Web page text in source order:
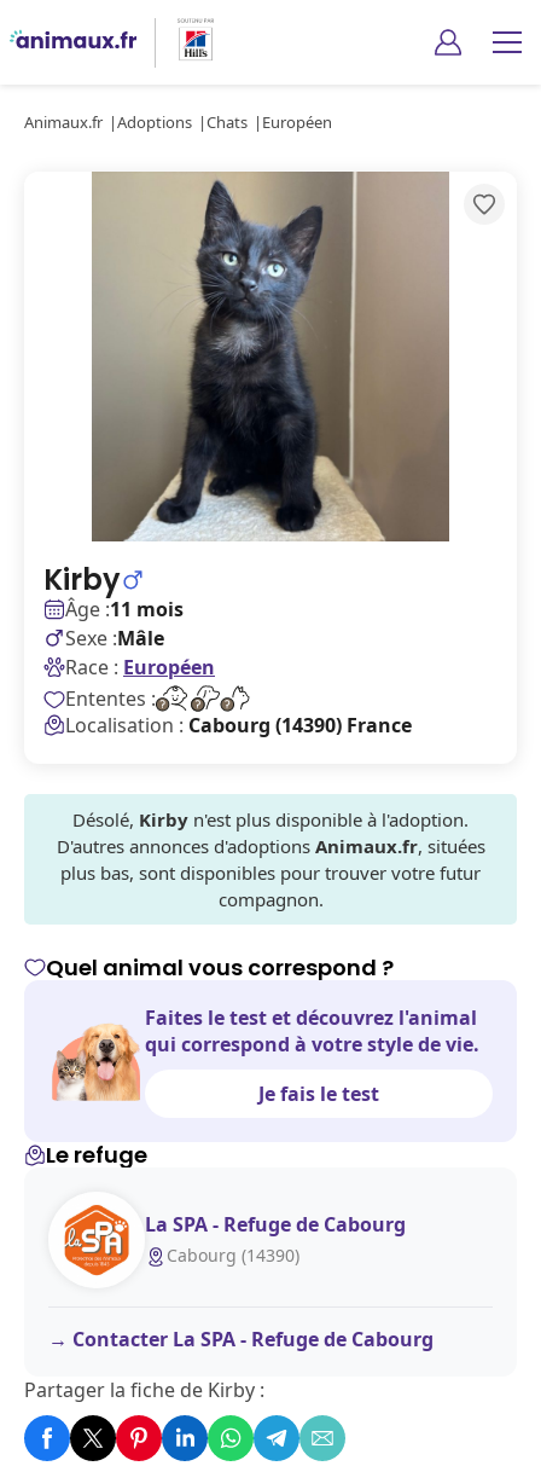
Animaux.fr Adoptions Chats Européen
Kirby
Âge :11 mois
Sexe :Mâle
Race : Européen
Ententes :
Localisation : Cabourg (14390) France
Désolé, Kirby n'est plus disponible à l'adoption.
D'autres annonces d'adoptions Animaux.fr, situées
plus bas, sont disponibles pour trouver votre futur
compagnon.
Quel animal vous correspond ?
Faites le test et découvrez l'animal
qui correspond à votre style de vie.
Je fais le test
Le refuge
La SPA - Refuge de Cabourg
Cabourg (14390)
Contacter La SPA - Refuge de Cabourg
Partager la fiche de Kirby :